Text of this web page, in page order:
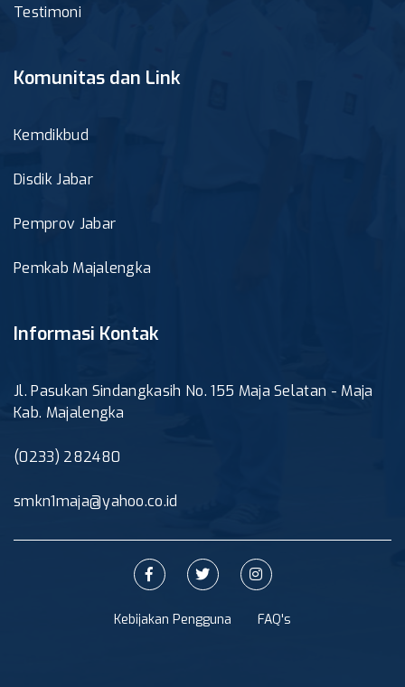
Testimoni
Komunitas dan Link
Kemdikbud
Disdik Jabar
Pemprov Jabar
Pemkab Majalengka
Informasi Kontak
Jl. Pasukan Sindangkasih No. 155 Maja Selatan - Maja
Kab. Majalengka
(0233) 282480
smkn1maja@yahoo.co.id
Kebijakan Pengguna FAQ's